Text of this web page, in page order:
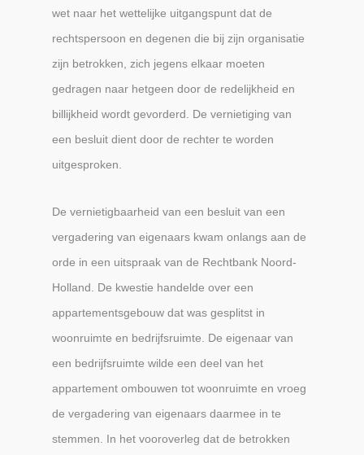
wet naar het wettelijke uitgangspunt dat de
rechtspersoon en degenen die bij zijn organisatie
zijn betrokken, zich jegens elkaar moeten
gedragen naar hetgeen door de redelijkheid en
billijkheid wordt gevorderd. De vernietiging van
een besluit dient door de rechter te worden
uitgesproken.
De vernietigbaarheid van een besluit van een
vergadering van eigenaars kwam onlangs aan de
orde in een uitspraak van de Rechtbank Noord-
Holland. De kwestie handelde over een
appartementsgebouw dat was gesplitst in
woonruimte en bedrijfsruimte. De eigenaar van
een bedrijfsruimte wilde een deel van het
appartement ombouwen tot woonruimte en vroeg
de vergadering van eigenaars daarmee in te
stemmen. In het vooroverleg dat de betrokken